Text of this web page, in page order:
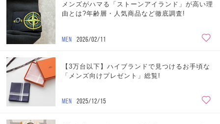
メンズがハマる「ストーンアイランド」が高い理
由とは?年齢層・人気商品など徹底調査!
MEN 2026/02/11
【3万台以下】ハイブランドで見つけるお手頃な
「メンズ向けプレゼント」総覧!
MEN 2025/12/15